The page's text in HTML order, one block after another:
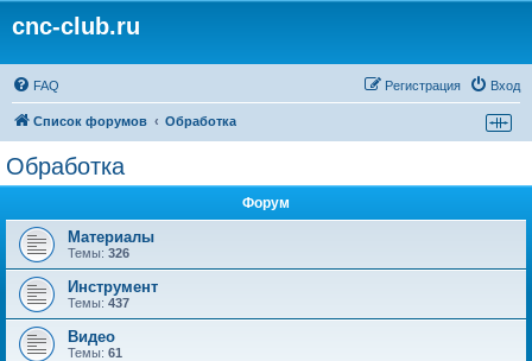
cnc-club.ru
FAQ Вход
Регистрация
Список форумов Обработка
Обработка
Форум
Материалы
Темы: 326
Инструмент
Темы: 437
Видео
Темы: 61